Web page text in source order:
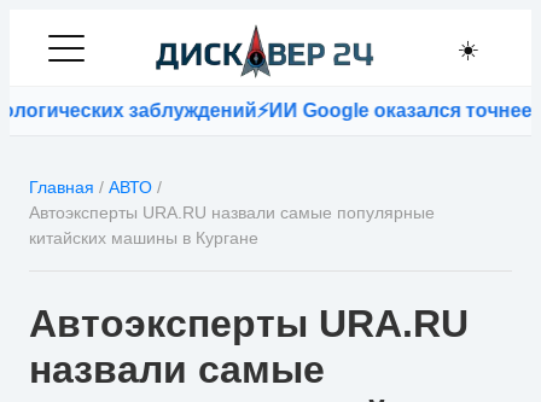
☀️
заблуждений⚡ИИ Google оказался точнее
Главная / АВТО /
Автоэксперты URA.RU назвали самые популярные
китайских машины в Кургане
Автоэксперты URA.RU
назвали самые